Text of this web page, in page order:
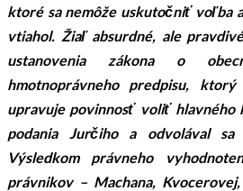
ktoré sa nemôže uskutočniť voľba
vtiahol. Žiaľ absurdné, ale
ustanovenia zákona o
hmotnoprávneho predpisu,
upravuje povinnosť voliť hlavného
podania Jurčiho a odvolával
Výsledkom právneho
právnikov – Machana,